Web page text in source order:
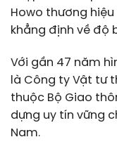
Howo thương
khẳng định về độ
Với gần 47 năm
là Công ty Vật tư
thuộc Bộ Giao
dựng uy tín vững
Nam.